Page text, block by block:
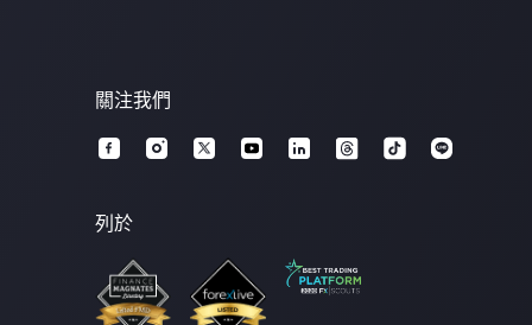
關注我們
列於